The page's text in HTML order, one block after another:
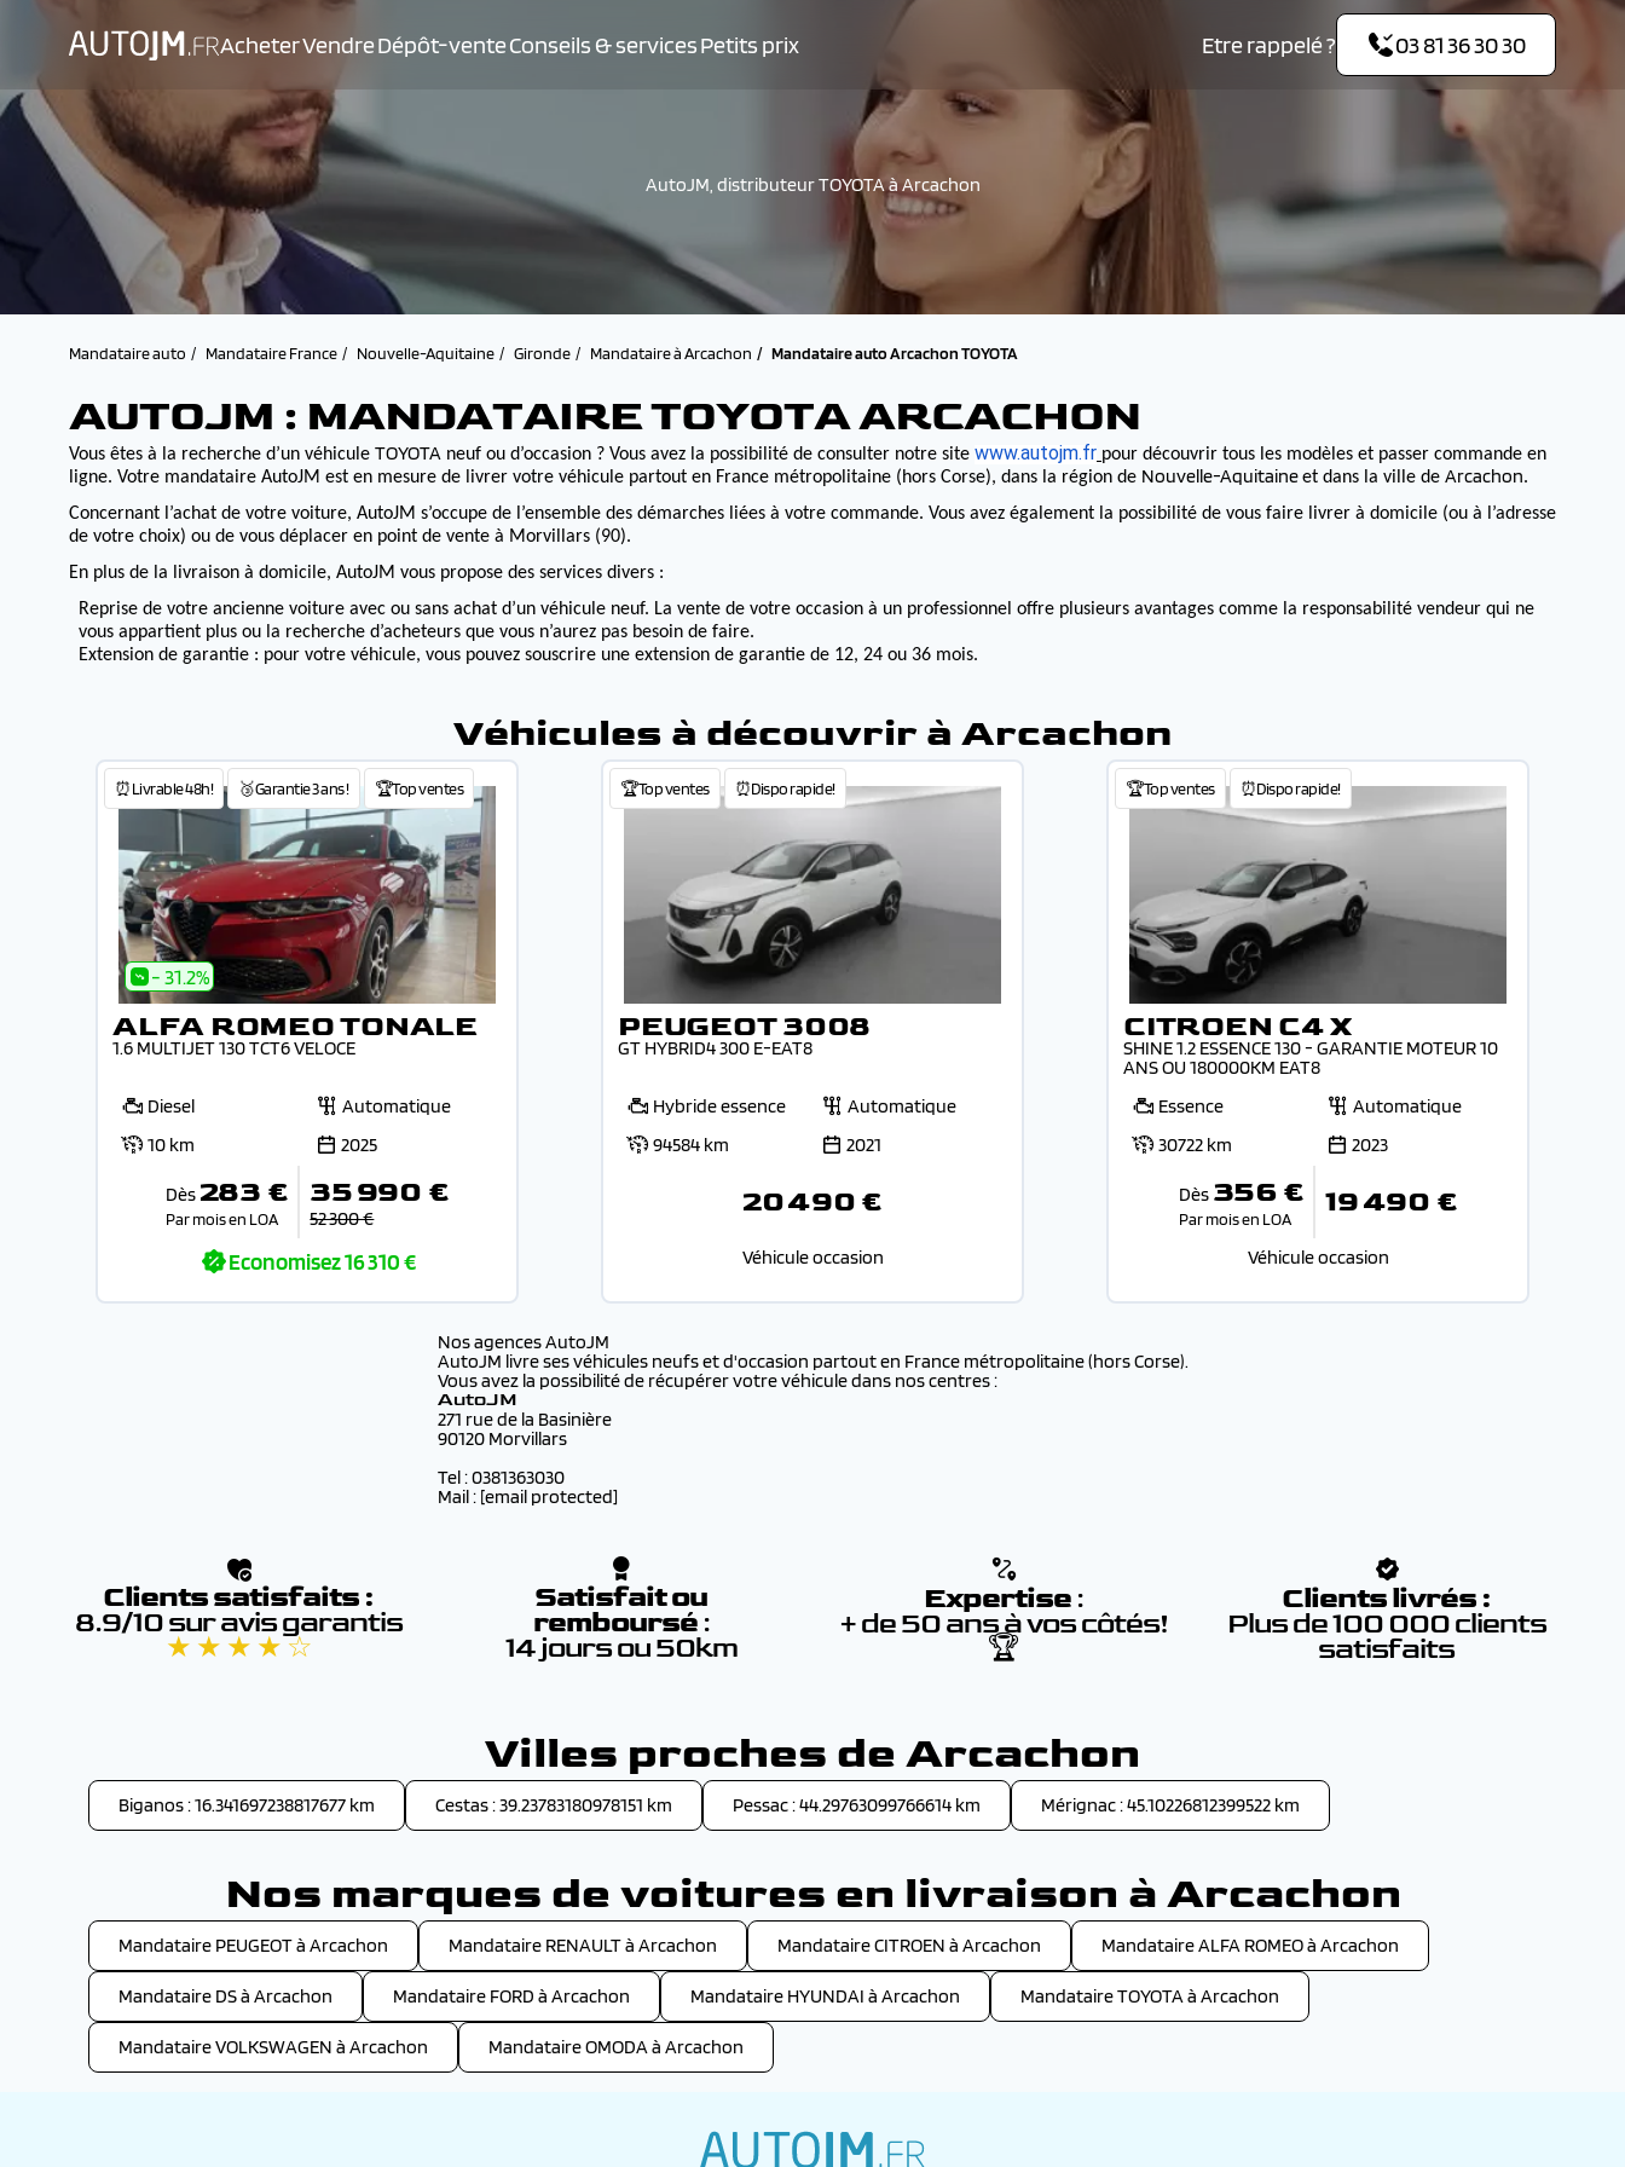
AcheterVendreDépôt-venteConseils & servicesPetits prix Etre rappelé ? 03 81 36 30 30
AutoJM, distributeur TOYOTA à Arcachon
Mandataire auto Mandataire France Nouvelle-Aquitaine Gironde Mandataire à Arcachon Mandataire auto Arcachon TOYOTA
AUTOJM : MANDATAIRE TOYOTA ARCACHON
Vous êtes à la recherche d’un véhicule TOYOTA neuf ou d’occasion ? Vous avez la possibilité de consulter notre site www.autojm.fr pour découvrir tous les modèles et passer commande en
ligne. Votre mandataire AutoJM est en mesure de livrer votre véhicule partout en France métropolitaine (hors Corse), dans la région de Nouvelle-Aquitaineet dans la ville de Arcachon.
Concernant l’achat de votre voiture, AutoJM s’occupe de l’ensemble des démarches liées à votre commande. Vous avez également la possibilité de vous faire livrer à domicile (ou à l’adresse
de votre choix) ou de vous déplacer en point de vente à Morvillars (90).
En plus de la livraison à domicile, AutoJM vous propose des services divers :
Reprise de votre ancienne voiture avec ou sans achat d’un véhicule neuf. La vente de votre occasion à un professionnel offre plusieurs avantages comme la responsabilité vendeur qui ne
vous appartient plus ou la recherche d’acheteurs que vous n’aurez pas besoin de faire.
Extension de garantie : pour votre véhicule, vous pouvez souscrire une extension de garantie de 12, 24 ou 36 mois.
Véhicules à découvrir à Arcachon
⏰Livrable 48h! 🥉Garantie 3 ans ! 🏆Top ventes
- 31.2%
ALFA ROMEO TONALE
1.6 MULTIJET 130 TCT6 VELOCE
Diesel
Automatique
10 km
2025
Dès 283 €
Par mois en LOA
35 990 €
52 300 €
Economisez16 310 €
🏆Top ventes ⏰Dispo rapide!
PEUGEOT 3008
GT HYBRID4 300 E-EAT8
Hybride essence
Automatique
94584 km
2021
20 490 €
Véhicule occasion
🏆Top ventes ⏰Dispo rapide!
CITROEN C4 X
SHINE 1.2 ESSENCE 130 - GARANTIE MOTEUR 10
ANS OU 180000KM EAT8
Essence
Automatique
30722 km
2023
Dès 356 €
Par mois en LOA 19 490 €
Véhicule occasion
Nos agences AutoJM
AutoJM livre ses véhicules neufs et d'occasion partout en France métropolitaine (hors Corse).
Vous avez la possibilité de récupérer votre véhicule dans nos centres :
AutoJM
271 rue de la Basinière
90120 Morvillars
Tel : 0381363030
Mail : [email protected]
Clients satisfaits :
8.9/10 sur avis garantis
★ ★ ★ ★ ☆
Satisfait ou
remboursé :
14 jours ou 50km
Expertise :
+ de 50 ans à vos côtés!
🏆
Clients livrés :
Plus de 100 000 clients
satisfaits
Villes proches de Arcachon
Biganos : 16.341697238817677 km Cestas : 39.23783180978151 km Pessac : 44.29763099766614 km Mérignac : 45.10226812399522 km
Nos marques de voitures en livraison à Arcachon
Mandataire PEUGEOT à Arcachon Mandataire RENAULT à Arcachon Mandataire CITROEN à Arcachon Mandataire ALFA ROMEO à Arcachon
Mandataire DS à Arcachon Mandataire FORD à Arcachon Mandataire HYUNDAI à Arcachon Mandataire TOYOTA à Arcachon
Mandataire VOLKSWAGEN à Arcachon Mandataire OMODA à Arcachon